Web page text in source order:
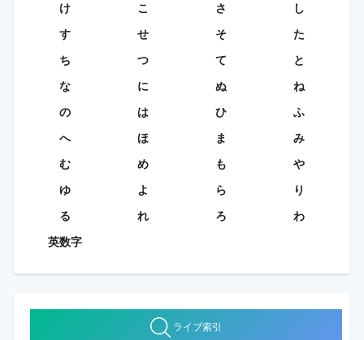
け
こ さ
し
す
せ そ
た
ち
つ て
と
な
に ぬ
ね
の
は ひ
ふ
へ
ほ ま
み
む
め も
や
ゆ
よ ら
り
る
れ ろ
わ
英数字
ライブ索引